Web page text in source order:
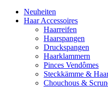
Neuheiten
Haar Accessoires
Haarreifen
Haarspangen
Druckspangen
Haarklammern
Pinces Vendômes
Steckkämme &
Chouchous &